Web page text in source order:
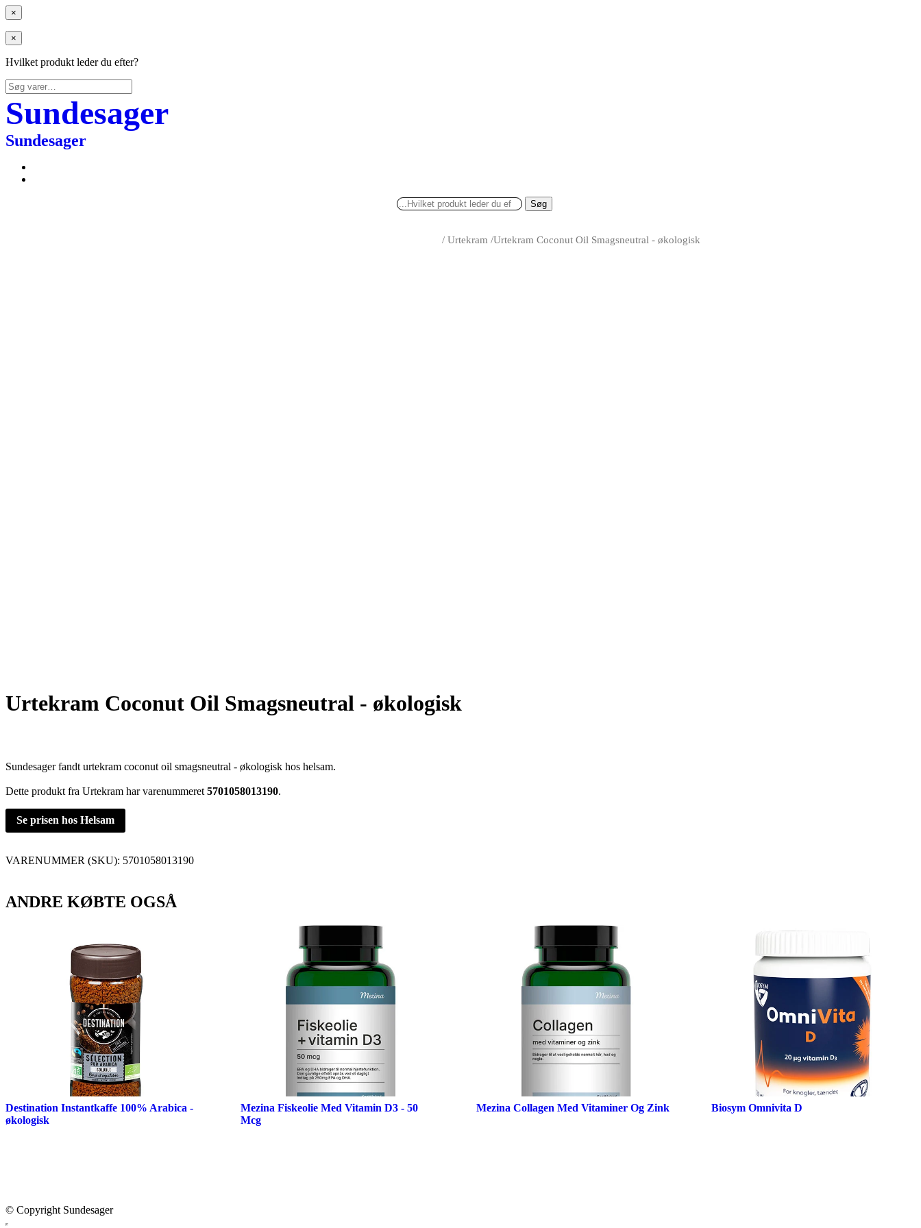
×
×
Hvilket produkt leder du efter?
Søg
efter:
Sundesager
Sundesager
Søg
/ Urtekram /Urtekram Coconut Oil Smagsneutral - økologisk
Urtekram Coconut Oil Smagsneutral - økologisk
Sundesager fandt urtekram coconut oil smagsneutral - økologisk hos helsam.
Dette produkt fra Urtekram har varenummeret 5701058013190.
Se prisen hos Helsam
VARENUMMER (SKU): 5701058013190
ANDRE KØBTE OGSÅ
Destination Instantkaffe 100% Arabica -
økologisk
Mezina Fiskeolie Med Vitamin D3 - 50
Mcg
Mezina Collagen Med Vitaminer Og Zink Biosym Omnivita D
© Copyright Sundesager